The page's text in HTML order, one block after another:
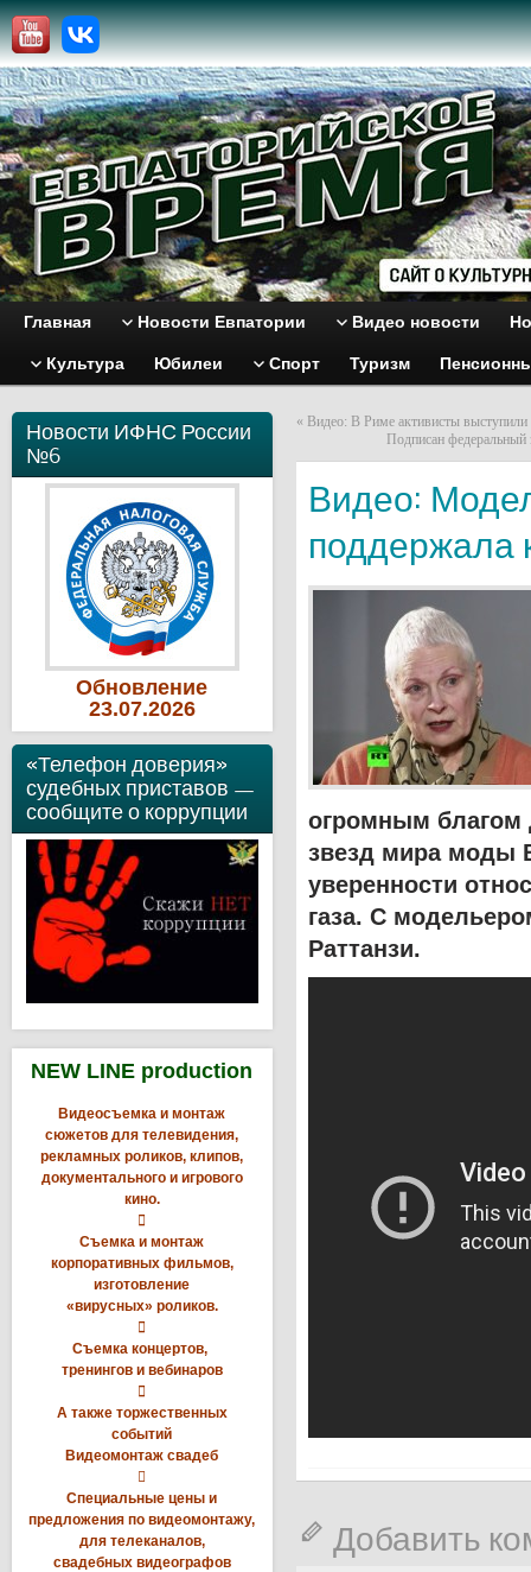
Главная Новости Евпатории Видео новости
Культура Юбилеи Спорт Туризм
Новости ИФНС России
№6
Обновление
23.07.2026
«Телефон доверия»
судебных приставов —
сообщите о коррупции
NEW LINE production
Видеосъемка и монтаж
сюжетов для телевидения,
рекламных роликов, клипов,
документального и игрового
кино.

Съемка и монтаж
корпоративных фильмов,
изготовление
«вирусных» роликов.

Съемка концертов,
тренингов и вебинаров

А также торжественных
событий
Видеомонтаж свадеб

Специальные цены и
предложения по видеомонтажу,
для телеканалов,
свадебных видеографов
« Видео: В Риме активисты
Подписан
Видео:
поддержала
огромным благом
звезд мира моды
уверенности
газа. С
Раттанзи.
Добавить